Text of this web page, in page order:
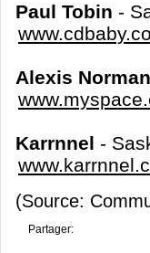
Paul Tobin -
Alexis
Karrnnel -
(Source:
Partager: